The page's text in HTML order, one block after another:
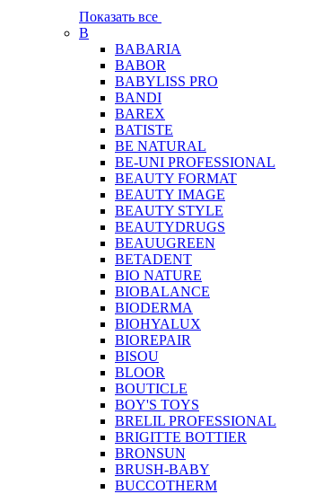
Показать все
B
BABARIA
BABOR
BABYLISS PRO
BANDI
BAREX
BATISTE
BE NATURAL
BE-UNI PROFESSIONAL
BEAUTY FORMAT
BEAUTY IMAGE
BEAUTY STYLE
BEAUTYDRUGS
BEAUUGREEN
BETADENT
BIO NATURE
BIOBALANCE
BIODERMA
BIOHYALUX
BIOREPAIR
BISOU
BLOOR
BOUTICLE
BOY'S TOYS
BRELIL PROFESSIONAL
BRIGITTE BOTTIER
BRONSUN
BRUSH-BABY
BUCCOTHERM